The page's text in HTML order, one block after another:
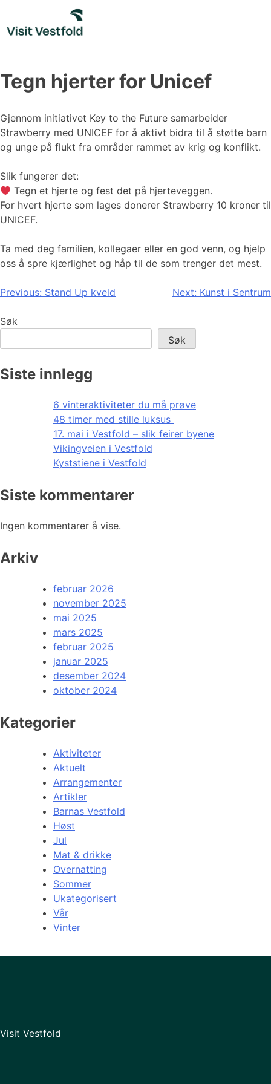
content
Tegn hjerter for Unicef
Gjennom initiativet Key to the Future samarbeider
Strawberry med UNICEF for å aktivt bidra til å støtte barn
og unge på flukt fra områder rammet av krig og konflikt.
Slik fungerer det:
Tegn et hjerte og fest det på hjerteveggen.
For hvert hjerte som lages donerer Strawberry 10 kroner til
UNICEF.
Ta med deg familien, kollegaer eller en god venn, og hjelp
oss å spre kjærlighet og håp til de som trenger det mest.
Innleggsnavigasjon
Previous: Stand Up kveld Next: Kunst i Sentrum
Søk
Søk
Siste innlegg
6 vinteraktiviteter du må prøve
48 timer med stille luksus
17. mai i Vestfold – slik feirer byene
Vikingveien i Vestfold
Kyststiene i Vestfold
Siste kommentarer
Ingen kommentarer å vise.
Arkiv
februar 2026
november 2025
mai 2025
mars 2025
februar 2025
januar 2025
desember 2024
oktober 2024
Kategorier
Aktiviteter
Aktuelt
Arrangementer
Artikler
Barnas Vestfold
Høst
Jul
Mat & drikke
Overnatting
Sommer
Ukategorisert
Vår
Vinter
Visit Vestfold